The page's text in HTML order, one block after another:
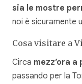
sia le mostre
noi è sicuramente
Cosa visitare a
Circa mezz’ora
passando per la